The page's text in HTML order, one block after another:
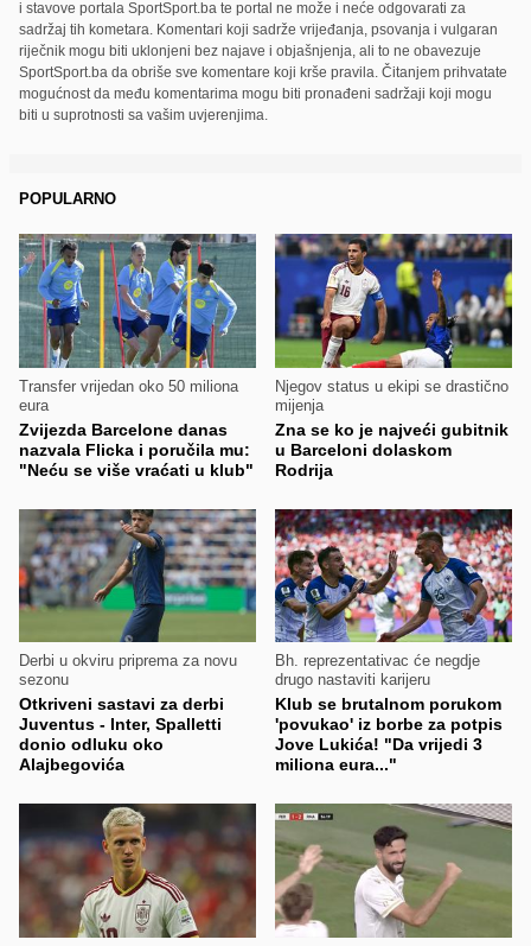
i stavove portala SportSport.ba te portal ne može i neće odgovarati za
sadržaj tih kometara. Komentari koji sadrže vrijeđanja, psovanja i vulgaran
riječnik mogu biti uklonjeni bez najave i objašnjenja, ali to ne obavezuje
SportSport.ba da obriše sve komentare koji krše pravila. Čitanjem prihvatate
mogućnost da među komentarima mogu biti pronađeni sadržaji koji mogu
biti u suprotnosti sa vašim uvjerenjima.
POPULARNO
Transfer vrijedan oko 50 miliona
eura
Zvijezda Barcelone danas
nazvala Flicka i poručila mu:
"Neću se više vraćati u klub"
Njegov status u ekipi se drastično
mijenja
Zna se ko je najveći gubitnik
u Barceloni dolaskom
Rodrija
Derbi u okviru priprema za novu
sezonu
Otkriveni sastavi za derbi
Juventus - Inter, Spalletti
donio odluku oko
Alajbegovića
Bh. reprezentativac će negdje
drugo nastaviti karijeru
Klub se brutalnom porukom
'povukao' iz borbe za potpis
Jove Lukića! "Da vrijedi 3
miliona eura..."